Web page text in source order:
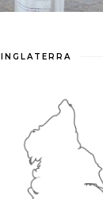
INGLATERRA